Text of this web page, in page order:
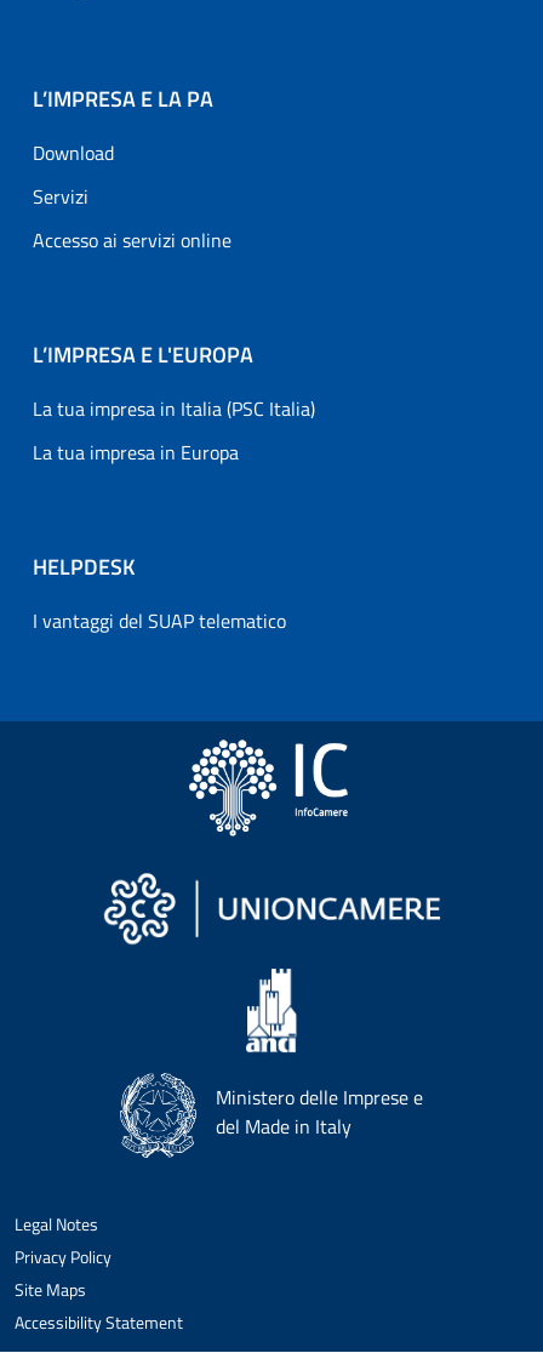
L’IMPRESA E LA PA
Download
Servizi
Accesso ai servizi online
L’IMPRESA E L'EUROPA
La tua impresa in Italia (PSC Italia)
La tua impresa in Europa
HELPDESK
I vantaggi del SUAP telematico
Ministero delle Imprese e
del Made in Italy
Legal Notes
Privacy Policy
Site Maps
Accessibility Statement